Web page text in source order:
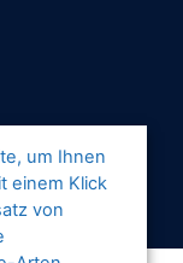
um Ihnen
einem Klick
von